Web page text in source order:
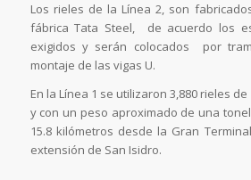
Los rieles de la Línea 2, son
fábrica Tata Steel, de acuerdo los
exigidos y serán colocados por
montaje de las vigas U.
En la Línea 1 se utilizaron 3,880 rieles
y con un peso aproximado de una
15.8 kilómetros desde la Gran
extensión de San Isidro.